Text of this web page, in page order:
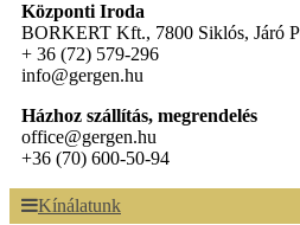
Központi Iroda
BORKERT Kft., 7800 Siklós, Járó
+ 36 (72) 579-296
info@gergen.hu
Házhoz szállítás, megrendelés
office@gergen.hu
+36 (70) 600-50-94
Kínálatunk